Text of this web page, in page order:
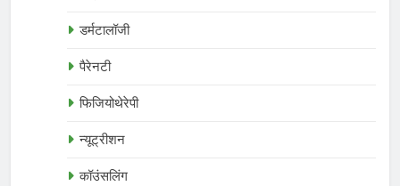
डर्मटालॉजी
पैरेनटी
फिजियोथेरेपी
न्यूट्रीशन
कॉउंसलिंग